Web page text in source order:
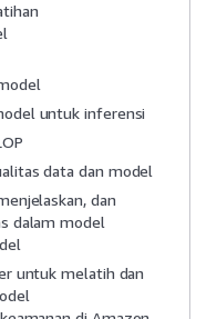
untuk inferensi
data dan model
dan
dalam model
untuk melatih dan